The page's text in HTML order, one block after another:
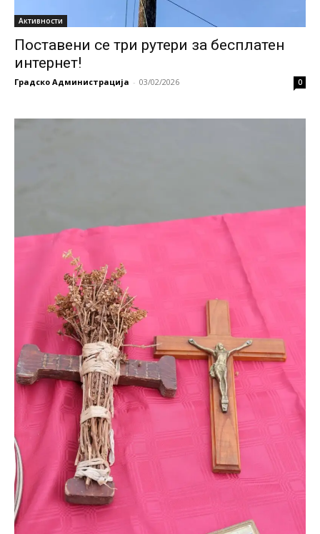
Активности
Поставени се три рутери за бесплатен
интернет!
Градско Администрација - 03/02/2026 0